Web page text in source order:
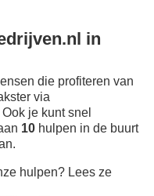
in
die profiteren van
via
je kunt snel
10 hulpen in de buurt
hulpen? Lees ze